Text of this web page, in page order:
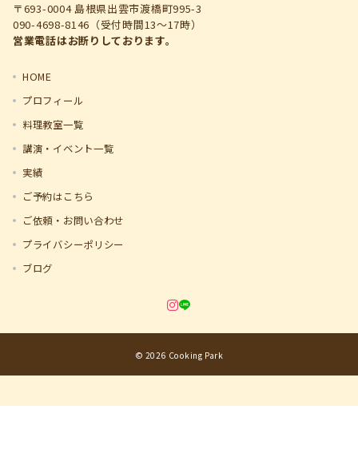
〒693-0004 島根県出雲市渡橋町995-3
090-4698-8146（受付時間13～17時）
営業電話はお断りしております。
HOME
プロフィール
料理教室一覧
講演・イベント一覧
実績
ご予約はこちら
ご依頼・お問い合わせ
プライバシーポリシー
ブログ
© 2026 Cooking Park